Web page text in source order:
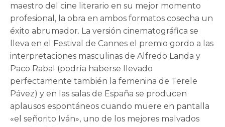
maestro del cine literario en su mejor momento
profesional, la obra en ambos formatos cosecha un
éxito abrumador. La versión cinematográfica se
lleva en el Festival de Cannes el premio gordo a las
interpretaciones masculinas de Alfredo Landa y
Paco Rabal (podría haberse llevado
perfectamente también la femenina de Terele
Pávez) y en las salas de España se producen
aplausos espontáneos cuando muere en pantalla
«el señorito Iván», uno de los mejores malvados